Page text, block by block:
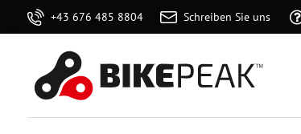
+43 676 485 8804 Schreiben Sie uns